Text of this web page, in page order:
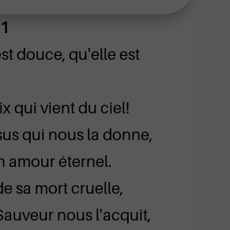
douce, qu'elle est
qui vient du ciel!
qui nous la donne,
amour éternel.
sa mort cruelle,
nous l'acquit,